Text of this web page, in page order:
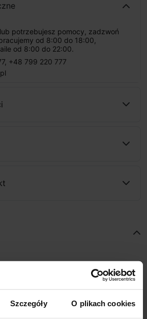
Szczegóły O plikach cookies
potrzebujesz pomocy, zadzwoń
od 8:00 do 18:00,
od 8:00 do 22:00.
, +48 799 220 777
firmy Astro Lighting. Prostokątna
w chromie, klosz okrągły,
opalowym kolorze. Jako źródło
w nim żarówkę E14 o max mocy